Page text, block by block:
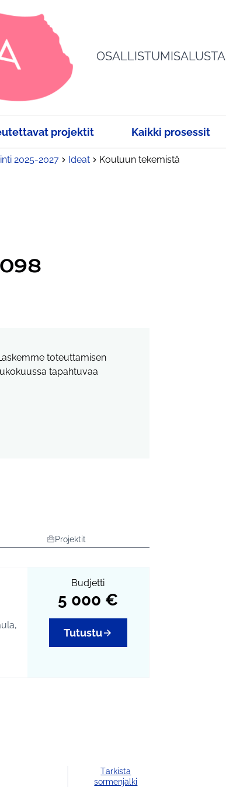
OSALLISTUMISALUSTA
projektit Kaikki prosessit
2025-2027 Ideat Kouluun tekemistä
toteuttamisen
tapahtuvaa
Projektit
Budjetti
5 000 €
Tutustu
Tarkista
sormenjälki